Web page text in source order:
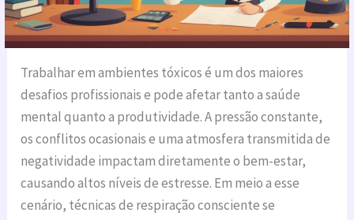
Trabalhar em ambientes tóxicos é um dos maiores
desafios profissionais e pode afetar tanto a saúde
mental quanto a produtividade. A pressão constante,
os conflitos ocasionais e uma atmosfera transmitida de
negatividade impactam diretamente o bem-estar,
causando altos níveis de estresse. Em meio a esse
cenário, técnicas de respiração consciente se